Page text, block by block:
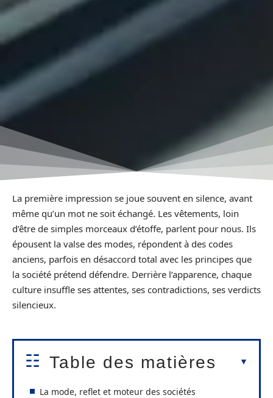
La première impression se joue souvent en silence, avant
même qu’un mot ne soit échangé. Les vêtements, loin
d’être de simples morceaux d’étoffe, parlent pour nous. Ils
épousent la valse des modes, répondent à des codes
anciens, parfois en désaccord total avec les principes que
la société prétend défendre. Derrière l’apparence, chaque
culture insuffle ses attentes, ses contradictions, ses verdicts
silencieux.
Table des matières
La mode, reflet et moteur des sociétés